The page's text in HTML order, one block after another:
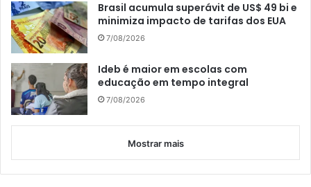
Brasil acumula superávit de US$ 49 bi e
minimiza impacto de tarifas dos EUA
7/08/2026
Ideb é maior em escolas com
educação em tempo integral
7/08/2026
Mostrar mais